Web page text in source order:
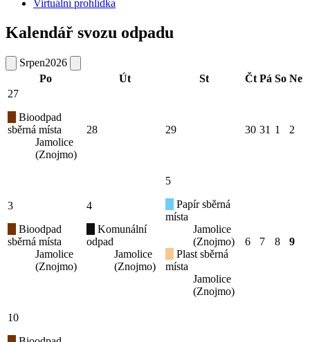
Virtuální prohlídka
Kalendář svozu odpadu
Srpen2026
Po
Út St Čt Pá So Ne
27
Bioodpad
sběrná místa
Jamolice
(Znojmo)
28 29 30 31 1 2
3
Bioodpad
sběrná místa
Jamolice
(Znojmo)
4
Komunální
odpad
Jamolice
(Znojmo)
5
Papír sběrná
místa
Jamolice
(Znojmo)
Plast sběrná
místa
Jamolice
(Znojmo)
6 7 8 9
10